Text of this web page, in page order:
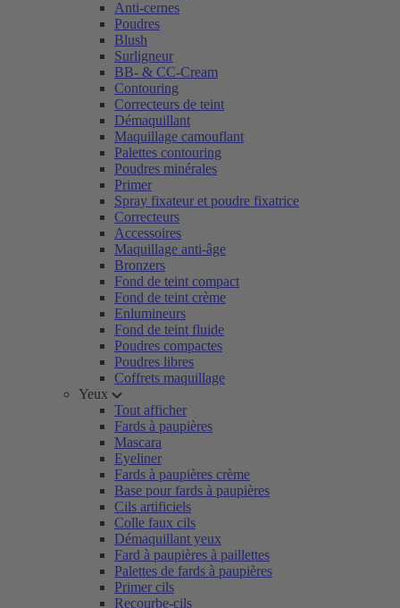
Anti-cernes
Poudres
Blush
Surligneur
BB- & CC-Cream
Contouring
Correcteurs de teint
Démaquillant
Maquillage camouflant
Palettes contouring
Poudres minérales
Primer
Spray fixateur et poudre fixatrice
Correcteurs
Accessoires
Maquillage anti-âge
Bronzers
Fond de teint compact
Fond de teint crème
Enlumineurs
Fond de teint fluide
Poudres compactes
Poudres libres
Coffrets maquillage
Yeux
Tout afficher
Fards à paupières
Mascara
Eyeliner
Fards à paupières crème
Base pour fards à paupières
Cils artificiels
Colle faux cils
Démaquillant yeux
Fard à paupières à paillettes
Palettes de fards à paupières
Primer cils
Recourbe-cils